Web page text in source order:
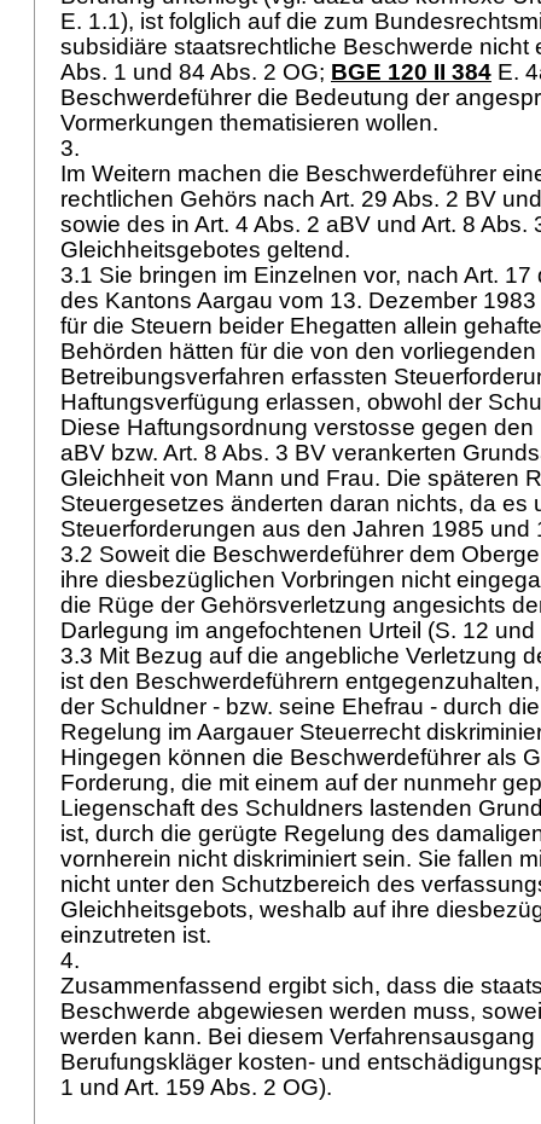
E. 1.1), ist folglich auf die zum
subsidiäre staatsrechtliche Beschwerde nicht
Abs. 1 und 84 Abs. 2 OG; BGE 120 II 384 E.
Beschwerdeführer die Bedeutung der
Vormerkungen thematisieren wollen.
3.
Im Weitern machen die Beschwerdeführer
rechtlichen Gehörs nach Art. 29 Abs. 2 BV
sowie des in Art. 4 Abs. 2 aBV und Art. 8 Abs.
Gleichheitsgebotes geltend.
3.1 Sie bringen im Einzelnen vor, nach Art.
des Kantons Aargau vom 13. Dezember
für die Steuern beider Ehegatten allein
Behörden hätten für die von den vorliegenden
Betreibungsverfahren erfassten
Haftungsverfügung erlassen, obwohl der
Diese Haftungsordnung verstosse gegen
aBV bzw. Art. 8 Abs. 3 BV verankerten
Gleichheit von Mann und Frau. Die späteren
Steuergesetzes änderten daran nichts, da es
Steuerforderungen aus den Jahren 1985
3.2 Soweit die Beschwerdeführer dem
ihre diesbezüglichen Vorbringen nicht
die Rüge der Gehörsverletzung angesichts
Darlegung im angefochtenen Urteil (S. 12
3.3 Mit Bezug auf die angebliche Verletzung
ist den Beschwerdeführern
der Schuldner - bzw. seine Ehefrau - durch
Regelung im Aargauer Steuerrecht
Hingegen können die Beschwerdeführer als
Forderung, die mit einem auf der nunmehr
Liegenschaft des Schuldners lastenden
ist, durch die gerügte Regelung des
vornherein nicht diskriminiert sein. Sie fallen
nicht unter den Schutzbereich des
Gleichheitsgebots, weshalb auf ihre
einzutreten ist.
4.
Zusammenfassend ergibt sich, dass die
Beschwerde abgewiesen werden muss,
werden kann. Bei diesem
Berufungskläger kosten- und
1 und Art. 159 Abs. 2 OG).